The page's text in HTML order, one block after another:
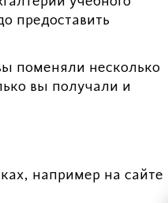
предоставить
поменяли несколько
вы получали и
например на сайте